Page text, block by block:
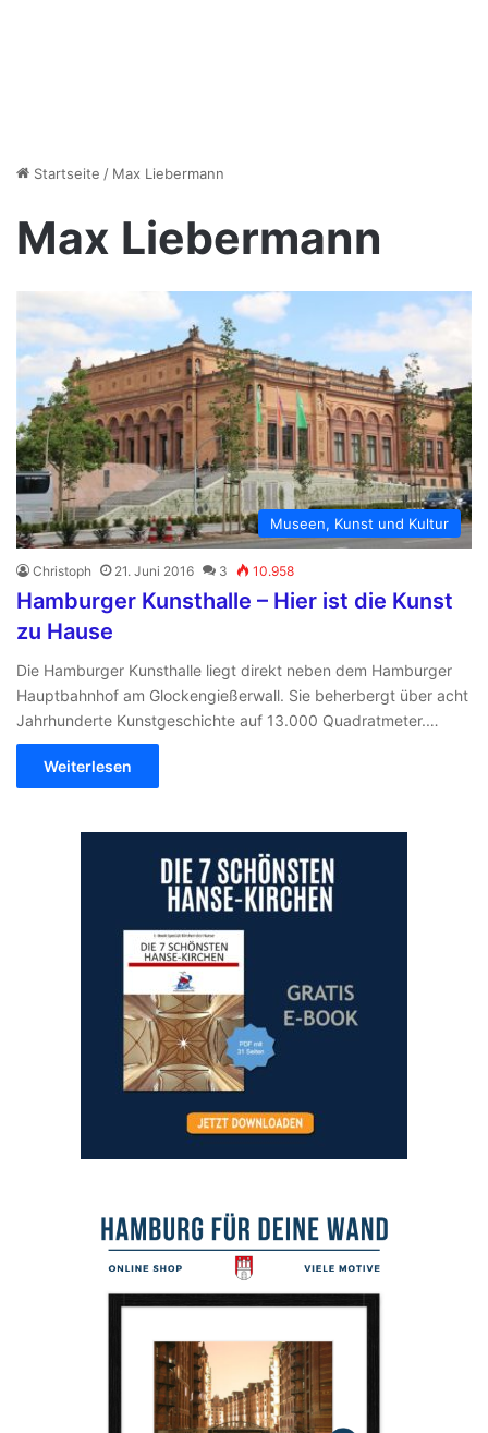
Startseite / Max Liebermann
Max Liebermann
Museen, Kunst und Kultur
Christoph 21. Juni 2016 3 10.958
Hamburger Kunsthalle – Hier ist die Kunst
zu Hause
Die Hamburger Kunsthalle liegt direkt neben dem Hamburger
Hauptbahnhof am Glockengießerwall. Sie beherbergt über acht
Jahrhunderte Kunstgeschichte auf 13.000 Quadratmeter.…
Weiterlesen